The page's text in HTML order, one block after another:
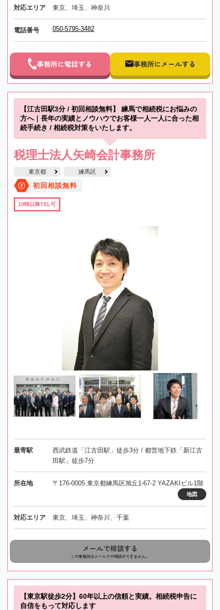
対応エリア 東京、埼玉、神奈川
電話番号 050-5795-3482
事務所に電話する 事務所にメールする
【江古田駅3分 / 初回相談無料】 練馬で相続税にお悩みの
方へ｜長年の実績とノウハウでお客様一人一人に合った相
続手続き / 相続税対策をいたします。
税理士法人矢崎会計事務所
東京都 練馬区
初回相談無料
19時以降TEL可
最寄駅
西武鉄道「江古田駅」徒歩3分 / 都営地下鉄「新江古
田駅」徒歩7分
所在地 〒176-0005 東京都練馬区旭丘1-67-2 YAZAKIビル1階
地図
対応エリア 東京、埼玉、神奈川、千葉
メールで相談する
この事務所はメールでの相談ができません。
【東京駅徒歩2分】60年以上の信頼と実績。相続税申告に
自信をもって対応します